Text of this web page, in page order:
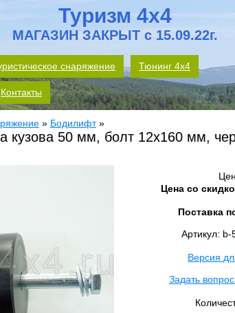
Туризм 4x4
МАГАЗИН ЗАКРЫТ с 15.09.22г.
снаряжение Тюнинг 4х4
Контакты
» Бодилифт»
кузова 50 мм, болт 12x160 мм,
Цена со
Поставка
Артикул:
Версия
Задать